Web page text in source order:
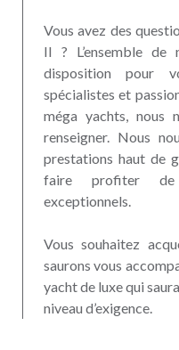
Vous avez des
II ? L’ensemble
disposition pour
spécialistes et
méga yachts, nous
renseigner. Nous
prestations haut de
faire profiter de
exceptionnels.
Vous souhaitez
saurons vous
yacht de luxe qui
niveau d’exigence.